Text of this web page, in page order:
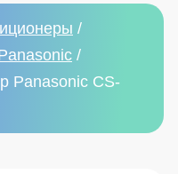
/
/
Panasonic CS-